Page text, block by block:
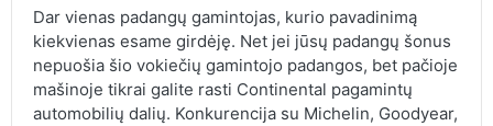
Dar vienas padangų gamintojas, kurio pavadinimą
kiekvienas esame girdėję. Net jei jūsų padangų šonus
nepuošia šio vokiečių gamintojo padangos, bet pačioje
mašinoje tikrai galite rasti Continental pagamintų
automobilių dalių. Konkurencija su Michelin, Goodyear,